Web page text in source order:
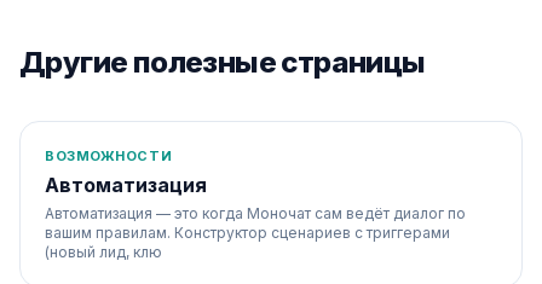
Другие полезные страницы
ВОЗМОЖНОСТИ
Автоматизация
Автоматизация — это когда Моночат сам ведёт диалог по
вашим правилам. Конструктор сценариев с триггерами
(новый лид, клю